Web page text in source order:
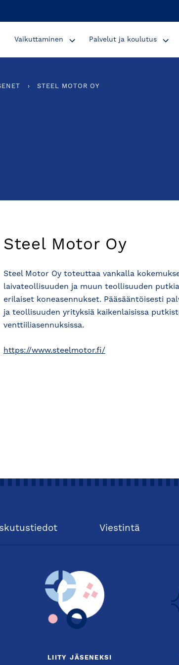
Vaikuttaminen Palvelut ja koulutus
› STEEL MOTOR OY
Steel Motor Oy
Steel Motor Oy toteuttaa vankalla
laivateollisuuden ja muun teollisuuden
erilaiset koneasennukset. Pääsääntöisesti
ja teollisuuden yrityksiä kaikenlaisissa
venttiiliasennuksissa.
https://www.steelmotor.fi/
Viestintä
LIITY JÄSENEKSI